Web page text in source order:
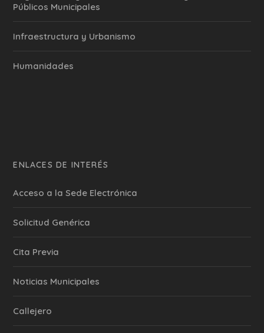
Públicos Municipales
Infraestructura y Urbanismo
Humanidades
ENLACES DE INTERÉS
Acceso a la Sede Electrónica
Solicitud Genérica
Cita Previa
‎Noticias Municipales
Callejero